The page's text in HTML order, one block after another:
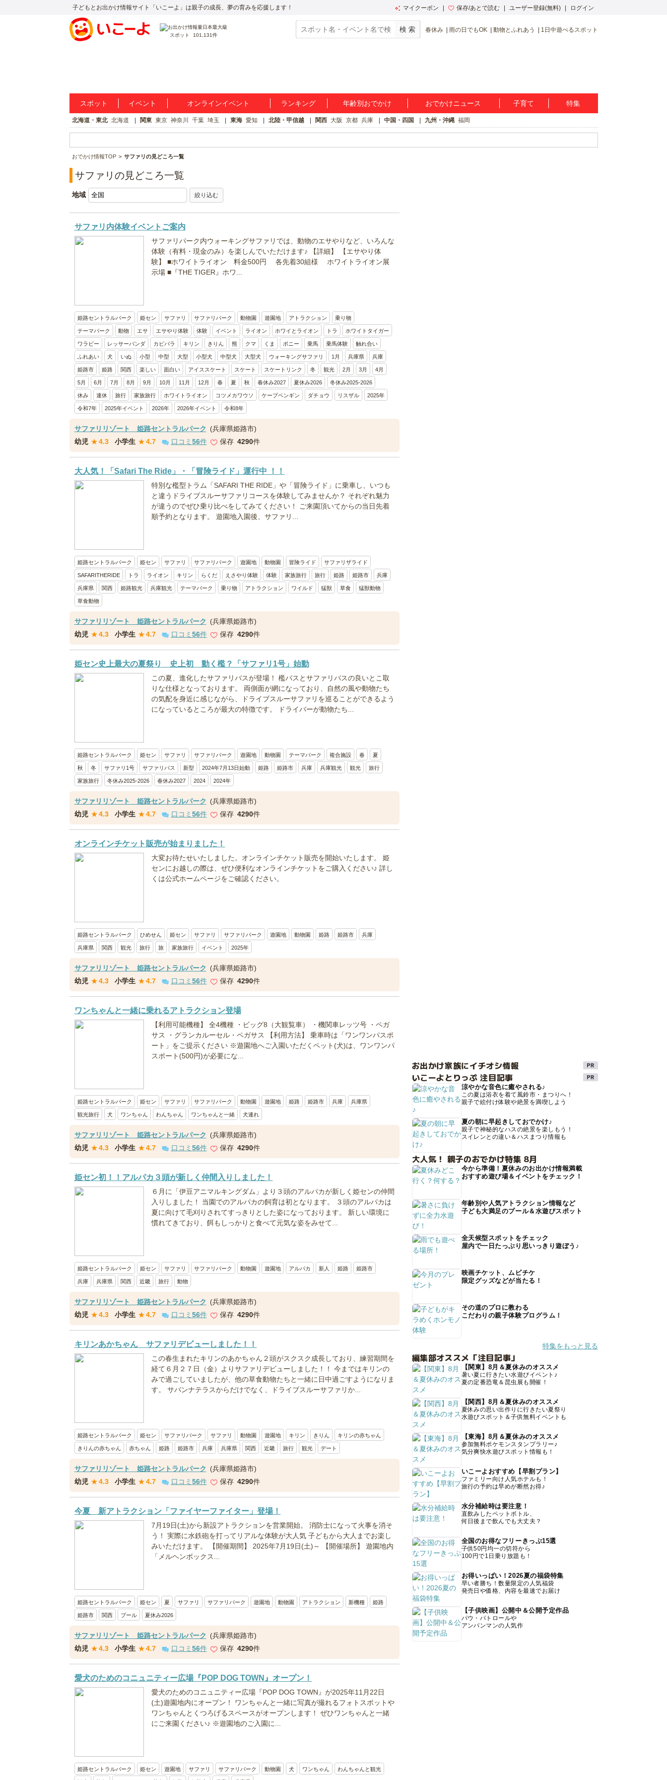
子どもとお出かけ情報サイト「いこーよ」は親子の成長、夢の育みを応援します！ マイクーポン 保存/あとで読む ユーザー登録(無料) ログイン
スポット 101,131件
春休み 雨の日でもOK 動物とふれあう 1日中遊べるスポット
スポット イベント オンラインイベント ランキング 年齢別おでかけ おでかけニュース 子育て 特集
北海道・東北 北海道 関東 東京 神奈川 千葉 埼玉 東海 愛知 北陸・甲信越 関西 大阪 京都 兵庫 中国・四国 九州・沖縄 福岡
おでかけ情報TOP サファリの見どころ一覧
サファリの見どころ一覧
地域
サファリ内体験イベントご案内
サファリパーク内ウォーキングサファリでは、動物のエサやりなど、いろんな
体験（有料・現金のみ）を楽しんでいただけます♪ 【詳細】 【エサやり体
験】 ■ホワイトライオン 料金500円 各先着30組様 ホワイトライオン展
示場 ■『THE TIGER』ホワ...
姫路セントラルパーク 姫セン サファリ サファリパーク 動物園 遊園地 アトラクション 乗り物
テーマパーク 動物 エサ エサやり体験 体験 イベント ライオン ホワイとライオン トラ ホワイトタイガー
ワラビー レッサーパンダ カピバラ キリン きりん 熊 クマ くま ポニー 乗馬 乗馬体験 触れ合い
ふれあい 犬 いぬ 小型 中型 大型 小型犬 中型犬 大型犬 ウォーキングサファリ 1月 兵庫県 兵庫
姫路市 姫路 関西 楽しい 面白い アイススケート スケート スケートリンク 冬 観光 2月 3月 4月
5月 6月 7月 8月 9月 10月 11月 12月 春 夏 秋 春休み2027 夏休み2026 冬休み2025-2026
休み 連休 旅行 家族旅行 ホワイトライオン コツメカワウソ ケープペンギン ダチョウ リスザル 2025年
令和7年 2025年イベント 2026年 2026年イベント 令和8年
サファリリゾート 姫路セントラルパーク
(兵庫県姫路市)
幼児 ★4.3 小学生 ★4.7 口コミ 56件 保存 4290件
大人気！「Safari The Ride」・「冒険ライド」運行中 ！！
特別な檻型トラム「SAFARI THE RIDE」や「冒険ライド」に乗車し、いつも
と違うドライブスルーサファリコースを体験してみませんか？ それぞれ魅力
が違うのでぜひ乗り比べをしてみてください！ ご来園頂いてからの当日先着
順予約となります。 遊園地入園後、サファリ...
姫路セントラルパーク 姫セン サファリ サファリパーク 遊園地 動物園 冒険ライド サファリザライド
SAFARITHERIDE トラ ライオン キリン らくだ えさやり体験 体験 家族旅行 旅行 姫路 姫路市 兵庫
兵庫県 関西 姫路観光 兵庫観光 テーマパーク 乗り物 アトラクション ワイルド 猛獣 草食 猛獣動物
草食動物
サファリリゾート 姫路セントラルパーク
(兵庫県姫路市)
幼児 ★4.3 小学生 ★4.7 口コミ 56件 保存 4290件
姫セン史上最大の夏祭り 史上初 動く檻？「サファリ1号」始動
この夏、進化したサファリバスが登場！ 檻バスとサファリバスの良いとこ取
りな仕様となっております。 両側面が網になっており、自然の風や動物たち
の気配を身近に感じながら、ドライブスルーサファリを巡ることができるよう
になっているところが最大の特徴です。 ドライバーが動物たち...
姫路セントラルパーク 姫セン サファリ サファリパーク 遊園地 動物園 テーマパーク 複合施設 春 夏
秋 冬 サファリ1号 サファリバス 新型 2024年7月13日始動 姫路 姫路市 兵庫 兵庫観光 観光 旅行
家族旅行 冬休み2025-2026 春休み2027 2024 2024年
サファリリゾート 姫路セントラルパーク
(兵庫県姫路市)
幼児 ★4.3 小学生 ★4.7 口コミ 56件 保存 4290件
オンラインチケット販売が始まりました！
大変お待たせいたしました。オンラインチケット販売を開始いたします。 姫
センにお越しの際は、ぜひ便利なオンラインチケットをご購入ください♪ 詳し
くは公式ホームページをご確認ください。
姫路セントラルパーク ひめせん 姫セン サファリ サファリパーク 遊園地 動物園 姫路 姫路市 兵庫
兵庫県 関西 観光 旅行 旅 家族旅行 イベント 2025年
サファリリゾート 姫路セントラルパーク
(兵庫県姫路市)
幼児 ★4.3 小学生 ★4.7 口コミ 56件 保存 4290件
ワンちゃんと一緒に乗れるアトラクション登場
【利用可能機種】 全4機種 ・ビッグ8（大観覧車） ・機関車レッツ号 ・ペガ
サス ・グランカルーセル・ペガサス 【利用方法】 乗車時は「ワンワンパスポ
ート」をご提示ください ※遊園地へご入園いただくペット(犬)は、ワンワンパ
スポート(500円)が必要にな...
姫路セントラルパーク 姫セン サファリ サファリパーク 動物園 遊園地 姫路 姫路市 兵庫 兵庫県
観光旅行 犬 ワンちゃん わんちゃん ワンちゃんと一緒 犬連れ
サファリリゾート 姫路セントラルパーク
(兵庫県姫路市)
幼児 ★4.3 小学生 ★4.7 口コミ 56件 保存 4290件
姫セン初！！アルパカ３頭が新しく仲間入りしました！
６月に「伊豆アニマルキングダム」より３頭のアルパカが新しく姫センの仲間
入りしました！ 当園でのアルパカの飼育は初となります。 ３頭のアルパカは
夏に向けて毛刈りされてすっきりとした姿になっております。 新しい環境に
慣れてきており、餌もしっかりと食べて元気な姿をみせて...
姫路セントラルパーク 姫セン サファリ サファリパーク 動物園 遊園地 アルパカ 新人 姫路 姫路市
兵庫 兵庫県 関西 近畿 旅行 動物
サファリリゾート 姫路セントラルパーク
(兵庫県姫路市)
幼児 ★4.3 小学生 ★4.7 口コミ 56件 保存 4290件
キリンあかちゃん サファリデビューしました！！
この春生まれたキリンのあかちゃん２頭がスクスク成長しており、練習期間を
経て６月２７日（金）よりサファリデビューしました！！ 今まではキリンの
みで過ごしていましたが、他の草食動物たちと一緒に日中過ごすようになりま
す。 サバンナテラスからだけでなく、ドライブスルーサファリか...
姫路セントラルパーク 姫セン サファリパーク サファリ 動物園 遊園地 キリン きりん キリンの赤ちゃん
きりんの赤ちゃん 赤ちゃん 姫路 姫路市 兵庫 兵庫県 関西 近畿 旅行 観光 デート
サファリリゾート 姫路セントラルパーク
(兵庫県姫路市)
幼児 ★4.3 小学生 ★4.7 口コミ 56件 保存 4290件
今夏 新アトラクション「ファイヤーファイター」登場！
7月19日(土)から新設アトラクションを営業開始。 消防士になって火事を消そ
う！ 実際に水鉄砲を打ってリアルな体験が大人気 子どもから大人までお楽し
みいただけます。 【開催期間】 2025年7月19日(土)～ 【開催場所】 遊園地内
「メルヘンボックス...
姫路セントラルパーク 姫セン 夏 サファリ サファリパーク 遊園地 動物園 アトラクション 新機種 姫路
姫路市 関西 プール 夏休み2026
サファリリゾート 姫路セントラルパーク
(兵庫県姫路市)
幼児 ★4.3 小学生 ★4.7 口コミ 56件 保存 4290件
愛犬のためのコニュニティー広場『POP DOG TOWN』オープン！
愛犬のためのコニュニティー広場『POP DOG TOWN』が2025年11月22日
(土)遊園地内にオープン！ ワンちゃんと一緒に写真が撮れるフォトスポットや
ワンちゃんとくつろげるスペースがオープンします！ ぜひワンちゃんと一緒
にご来園ください♪ ※遊園地のご入園に...
姫路セントラルパーク 姫セン 遊園地 サファリ サファリパーク 動物園 犬 ワンちゃん わんちゃんと観光
お出かけ家族にイチオシ情報
いこーよとりっぷ 注目記事
涼やかな音色に癒やされる♪
この夏は浴衣を着て風鈴市・まつりへ！
親子で絵付け体験や絶景を満喫しよう
夏の朝に早起きしておでかけ♪
親子で神秘的なハスの絶景を楽しもう！
スイレンとの違い＆ハスまつり情報も
大人気！ 親子のおでかけ特集 8月
今から準備！夏休みのお出かけ情報満載
おすすめ遊び場＆イベントをチェック！
年齢別や人気アトラクション情報など
子ども大満足のプール＆水遊びスポット
全天候型スポットをチェック
屋内で一日たっぷり思いっきり遊ぼう♪
映画チケット、ムビチケ
限定グッズなどが当たる！
その道のプロに教わる
こだわりの親子体験プログラム！
特集をもっと見る
編集部オススメ「注目記事」
【関東】8月＆夏休みのオススメ
暑い夏に行きたい水遊びイベント♪
夏の定番恐竜＆昆虫展も開催！
【関西】8月＆夏休みのオススメ
夏休みの思い出作りに行きたい夏祭り
水遊びスポット＆子供無料イベントも
【東海】8月＆夏休みのオススメ
参加無料ポケモンスタンプラリー♪
気分爽快水遊びスポット情報も！
いこーよおすすめ【早割プラン】
ファミリー向け人気ホテルも！
旅行の予約は早めが断然お得♪
水分補給時は要注意！
直飲みしたペットボトル、
何日後まで飲んでも大丈夫？
全国のお得なフリーきっぷ15選
子供50円均一の切符から
100円で1日乗り放題も！
お得いっぱい！2026夏の福袋特集
早い者勝ち！数量限定の人気福袋
発売日や価格、内容を最速でお届け
【子供映画】公開中＆公開予定作品
パウ・パトロールや
アンパンマンの人気作